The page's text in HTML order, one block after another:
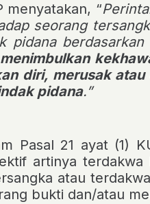
menyatakan, “
seorang
pidana
diri, merusak
pidana.”
Pasal 21 ayat (1)
artinya terdakwa
atau
bukti dan/atau